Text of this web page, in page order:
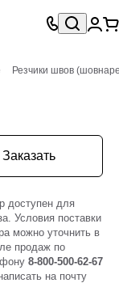
Резчики швов
Заказать
доступен для
Условия поставки
можно уточнить в
продаж по
8-800-500-62-67
на почту